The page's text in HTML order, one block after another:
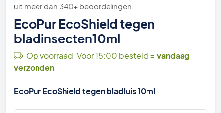
uit meer dan 340+ beoordelingen
EcoPur EcoShield tegen
bladinsecten10ml
Op voorraad. Voor 15:00 besteld = vandaag
verzonden
EcoPur EcoShield tegen bladluis 10ml